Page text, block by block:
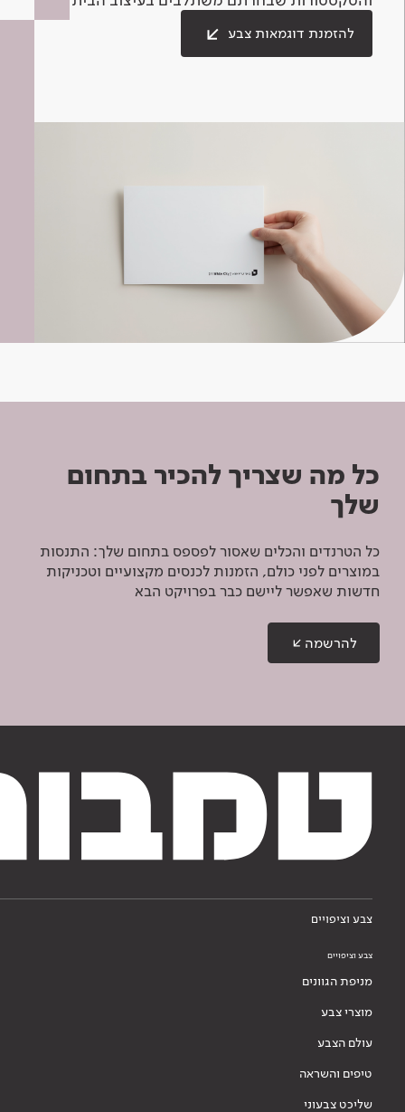
להזמנת דוגמאות צבע
כל מה שצריך להכיר בתחום
שלך
כל הטרנדים והכלים שאסור לפספס בתחום שלך: התנסות
במוצרים לפני כולם, הזמנות לכנסים מקצועיים וטכניקות
חדשות שאפשר ליישם כבר בפרויקט הבא
להרשמה
צבע וציפויים
צבע וציפויים
מניפת הגוונים
מוצרי צבע
עולם הצבע
טיפים והשראה
שליכט צבעוני